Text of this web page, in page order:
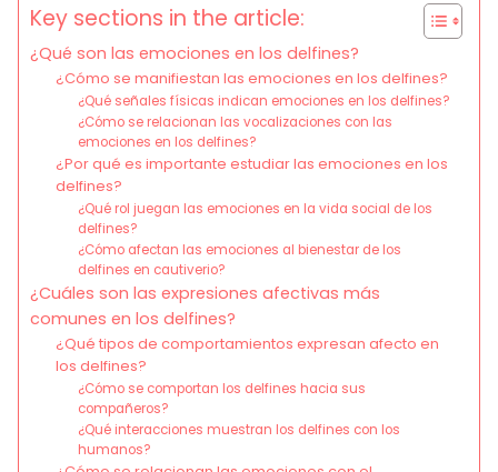
Key sections in the article:
¿Qué son las emociones en los delfines?
¿Cómo se manifiestan las emociones en los delfines?
¿Qué señales físicas indican emociones en los delfines?
¿Cómo se relacionan las vocalizaciones con las
emociones en los delfines?
¿Por qué es importante estudiar las emociones en los
delfines?
¿Qué rol juegan las emociones en la vida social de los
delfines?
¿Cómo afectan las emociones al bienestar de los
delfines en cautiverio?
¿Cuáles son las expresiones afectivas más
comunes en los delfines?
¿Qué tipos de comportamientos expresan afecto en
los delfines?
¿Cómo se comportan los delfines hacia sus
compañeros?
¿Qué interacciones muestran los delfines con los
humanos?